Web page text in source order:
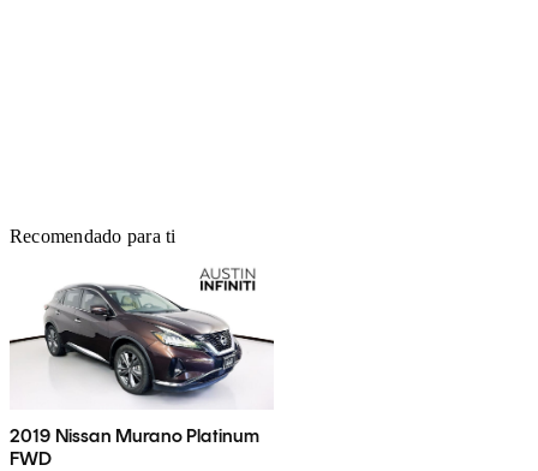
Recomendado para ti
2019 Nissan Murano Platinum
FWD